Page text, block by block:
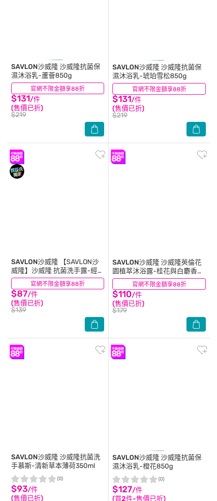
官網不限金額享88折
SAVLON沙威隆沙威隆抗菌保
濕沐浴乳-蘆薈850g
$131/件
(售價已折)
$219
(18) 官網不限金額享88折
SAVLON沙威隆沙威隆抗菌保
濕沐浴乳-琥珀雪松850g
$131/件
(售價已折)
$219
(18)
官網不限金額享88折
SAVLON沙威隆 【SAVLON沙
威隆】沙威隆 抗菌洗手露-經典
植萃 500ML
$87/件
(售價已折)
$139
(20) 官網不限金額享88折
SAVLON沙威隆沙威隆英倫花
園植萃沐浴露-桂花與白麝香
700ml
$110/件
(售價已折)
$179
(3)
SAVLON沙威隆沙威隆抗菌洗
手慕斯-清新草本薄荷350ml
$93/件
(售價已折)
(0)
SAVLON沙威隆沙威隆抗菌保
濕沐浴乳-橙花850g
$127/件
(買2件-售價已折)
(0)